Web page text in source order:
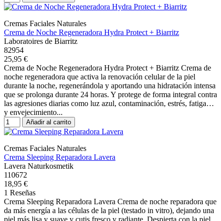
Cremas Faciales Naturales
Crema de Noche Regeneradora Hydra Protect + Biarritz
Laboratoires de Biarritz
82954
25,95 €
Crema de Noche Regeneradora Hydra Protect + Biarritz Crema de
noche regeneradora que activa la renovación celular de la piel
durante la noche, regenerándola y aportando una hidratación intensa
que se prolonga durante 24 horas. Y protege de forma integral contra
las agresiones diarias como luz azul, contaminación, estrés, fatiga…
y envejecimiento...
Añadir al carrito
Cremas Faciales Naturales
Crema Sleeping Reparadora Lavera
Lavera Naturkosmetik
110672
18,95 €
1 Reseñas
Crema Sleeping Reparadora Lavera Crema de noche reparadora que
da más energía a las células de la piel (testado in vitro), dejando una